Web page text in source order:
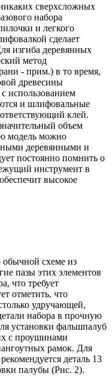
сверхсложных
набора
и легкого
сделает
изгиба деревянных
метод
- прим.) в то время,
древесины
использованием
и шлифовальные
клей.
объем
модель можно
деревянными и
постоянно помнить о
инструмент в
высокое
схеме из
пазы этих элементов
что требует
отметить, что
удручающей,
набора в прочную
установки фальшпалуб
с проушинами
рамок. Для
деталь 13
палубы (Рис. 2).